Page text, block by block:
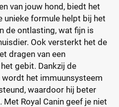
(82)
(63)
(53)
van jouw hond, biedt het
unieke formule helpt bij het
de ontlasting, wat fijn is
Ook versterkt het de
dragen van een
gebit. Dankzij de
het immuunsysteem
waardoor hij beter
Royal Canin geef je niet